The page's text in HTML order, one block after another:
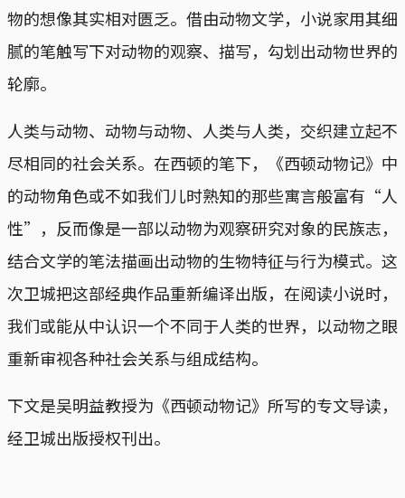
物的想像其实相对匮乏。借由动物文学，小说家用其细
腻的笔触写下对动物的观察、描写，勾划出动物世界的
轮廓。
人类与动物、动物与动物、人类与人类，交织建立起不
尽相同的社会关系。在西顿的笔下，《西顿动物记》中
的动物角色或不如我们儿时熟知的那些寓言般富有“人
性”，反而像是一部以动物为观察研究对象的民族志，
结合文学的笔法描画出动物的生物特征与行为模式。这
次卫城把这部经典作品重新编译出版，在阅读小说时，
我们或能从中认识一个不同于人类的世界，以动物之眼
重新审视各种社会关系与组成结构。
下文是吴明益教授为《西顿动物记》所写的专文导读，
经卫城出版授权刊出。